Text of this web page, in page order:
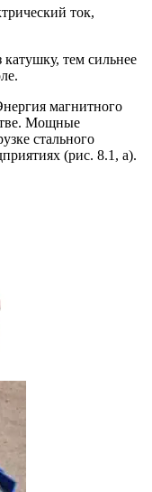
ток,
тем сильнее
магнитного
Мощные
стального
(рис. 8.1, а).